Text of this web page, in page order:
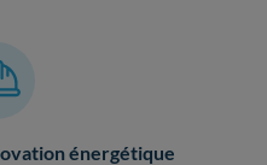
énergétique